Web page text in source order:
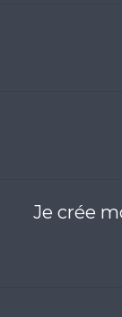
Je crée